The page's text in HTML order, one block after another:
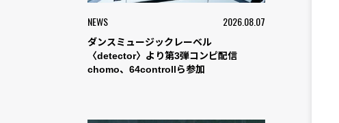
NEWS 2026.08.07
ダンスミュージックレーベル
〈detector〉より第3弾コンピ配信
chomo、64controllら参加